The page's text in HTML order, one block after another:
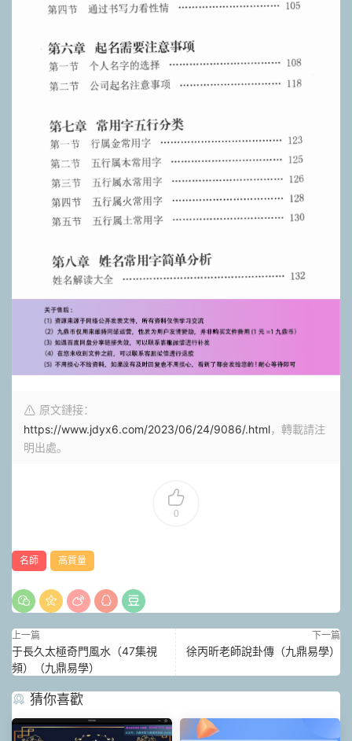
原文鏈接：
https://www.jdyx6.com/2023/06/24/9086/.html，轉載請注
明出處。
0
名師 高質量
上一篇
于長久太極奇門風水（47集視
頻）（九鼎易學）
下一篇
徐丙昕老師說卦傳（九鼎易學）
猜你喜歡